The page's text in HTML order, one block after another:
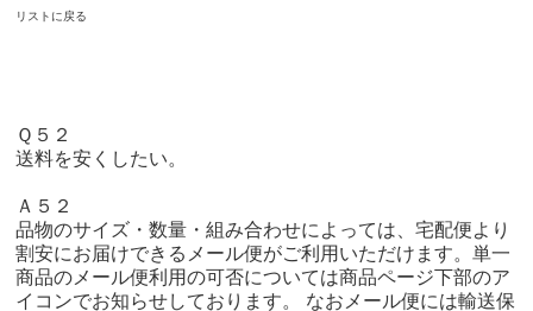
リストに戻る
Ｑ５２
送料を安くしたい。
Ａ５２
品物のサイズ・数量・組み合わせによっては、宅配便より
割安にお届けできるメール便がご利用いただけます。単一
商品のメール便利用の可否については商品ページ下部のア
イコンでお知らせしております。 なおメール便には輸送保